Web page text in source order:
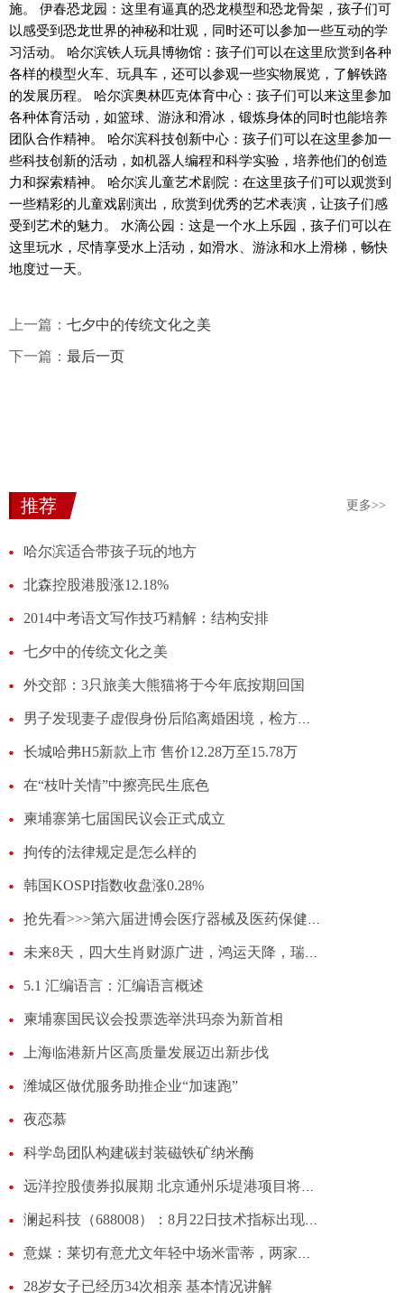
施。 伊春恐龙园：这里有逼真的恐龙模型和恐龙骨架，孩子们可
以感受到恐龙世界的神秘和壮观，同时还可以参加一些互动的学
习活动。 哈尔滨铁人玩具博物馆：孩子们可以在这里欣赏到各种
各样的模型火车、玩具车，还可以参观一些实物展览，了解铁路
的发展历程。 哈尔滨奥林匹克体育中心：孩子们可以来这里参加
各种体育活动，如篮球、游泳和滑冰，锻炼身体的同时也能培养
团队合作精神。 哈尔滨科技创新中心：孩子们可以在这里参加一
些科技创新的活动，如机器人编程和科学实验，培养他们的创造
力和探索精神。 哈尔滨儿童艺术剧院：在这里孩子们可以观赏到
一些精彩的儿童戏剧演出，欣赏到优秀的艺术表演，让孩子们感
受到艺术的魅力。 水滴公园：这是一个水上乐园，孩子们可以在
这里玩水，尽情享受水上活动，如滑水、游泳和水上滑梯，畅快
地度过一天。
上一篇： 七夕中的传统文化之美
下一篇： 最后一页
推荐 更多>>
哈尔滨适合带孩子玩的地方
北森控股港股涨12.18%
2014中考语文写作技巧精解：结构安排
七夕中的传统文化之美
外交部：3只旅美大熊猫将于今年底按期回国
男子发现妻子虚假身份后陷离婚困境，检方督促撤销19年前婚姻登记
长城哈弗H5新款上市 售价12.28万至15.78万
在“枝叶关情”中擦亮民生底色
柬埔寨第七届国民议会正式成立
拘传的法律规定是怎么样的
韩国KOSPI指数收盘涨0.28%
抢先看>>>第六届进博会医疗器械及医药保健展区第1期
未来8天，四大生肖财源广进，鸿运天降，瑞雪兆丰年
5.1 汇编语言：汇编语言概述
柬埔寨国民议会投票选举洪玛奈为新首相
上海临港新片区高质量发展迈出新步伐
潍城区做优服务助推企业“加速跑”
夜恋慕
科学岛团队构建碳封装磁铁矿纳米酶
远洋控股债券拟展期 北京通州乐堤港项目将作为质押担保
澜起科技（688008）：8月22日技术指标出现观望信号-“黑三兵”
意媒：莱切有意尤文年轻中场米雷蒂，两家俱乐部已经开始会谈
28岁女子已经历34次相亲 基本情况讲解